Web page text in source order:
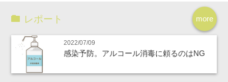
more
レポート
2022/07/09
感染予防。アルコール消毒に頼るのはNG